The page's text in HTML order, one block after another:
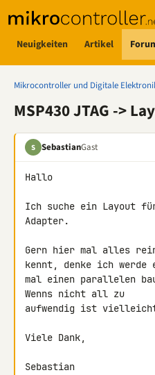
Neuigkeiten Artikel
Mikrocontroller und Digitale
MSP430 JTAG ->
S SebastianGast
Hallo
Ich suche ein Layout
Adapter.
Gern hier mal alles
kennt, denke ich werde
mal einen parallelen
Wenns nicht all zu
aufwendig ist
Viele Dank,
Sebastian